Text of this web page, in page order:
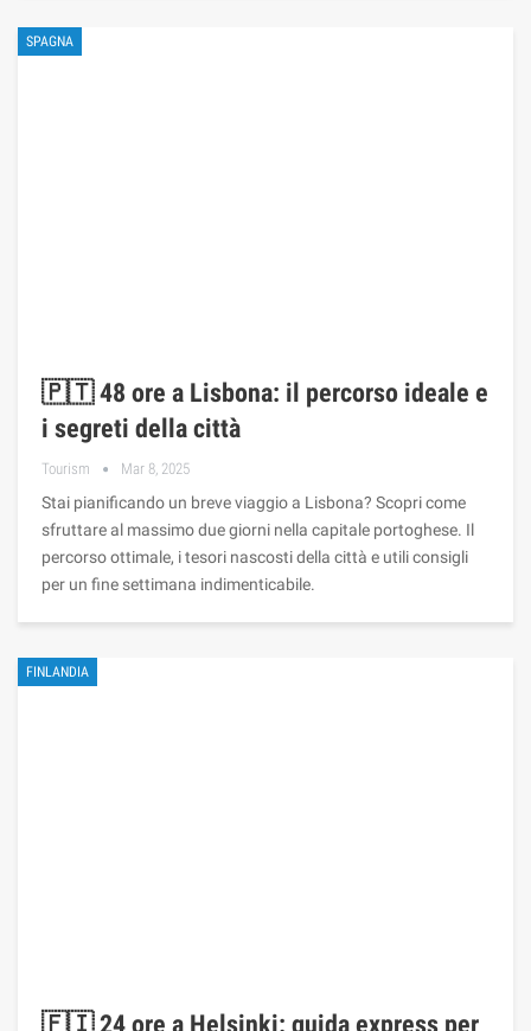
SPAGNA
🇵🇹 48 ore a Lisbona: il percorso ideale e
i segreti della città
Tourism Mar 8, 2025
Stai pianificando un breve viaggio a Lisbona? Scopri come
sfruttare al massimo due giorni nella capitale portoghese. Il
percorso ottimale, i tesori nascosti della città e utili consigli
per un fine settimana indimenticabile.
FINLANDIA
🇫🇮 24 ore a Helsinki: guida express per